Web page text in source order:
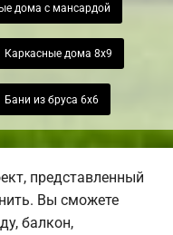
дома с мансардой
Каркасные дома 8х9
Бани из бруса 6х6
представленный
Вы сможете
балкон,